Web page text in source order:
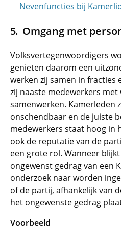
Nevenfuncties bij
Omgang met
Volksvertegenwoordigers
genieten daarom een
werken zij samen in fracties
zij naaste medewerkers met
samenwerken. Kamerleden
onschendbaar en de juiste
medewerkers staat hoog in
ook de reputatie van de
een grote rol. Wanneer
ongewenst gedrag van een
onderzoek naar worden
of de partij, afhankelijk van
het ongewenste gedrag
Voorbeeld